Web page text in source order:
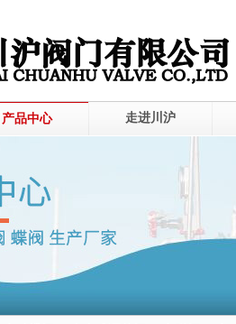
产品中心 走进川沪